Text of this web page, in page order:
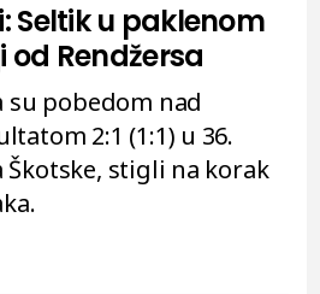
Seltik u paklenom
Rendžersa
su pobedom nad
2:1 (1:1) u 36.
stigli na korak